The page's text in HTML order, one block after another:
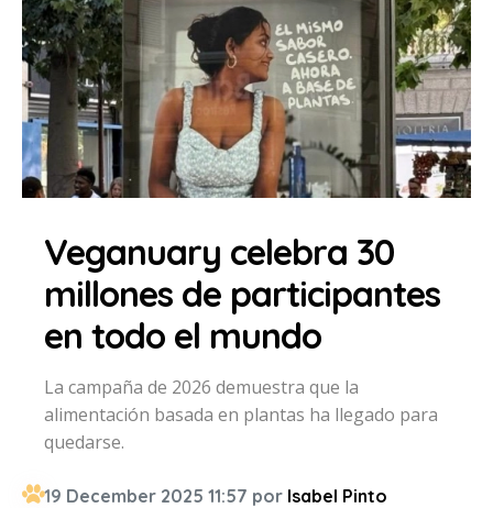
Veganuary celebra 30
millones de participantes
en todo el mundo
La campaña de 2026 demuestra que la
alimentación basada en plantas ha llegado para
quedarse.
19 December 2025 11:57 por Isabel Pinto